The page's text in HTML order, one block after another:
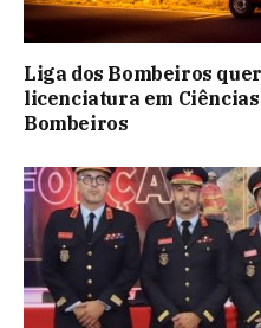
Liga dos Bombeiros
licenciatura em
Bombeiros